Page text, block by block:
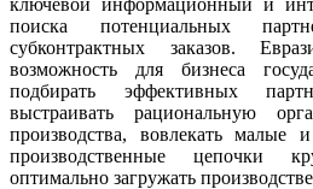
поиска потенциальных
субконтрактных заказов.
возможность для бизнеса
подбирать эффективных
выстраивать рациональную
производства, вовлекать малые
производственные цепочки
оптимально загружать